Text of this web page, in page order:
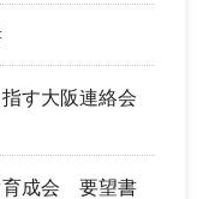
す大阪連絡会
育成会 要望書